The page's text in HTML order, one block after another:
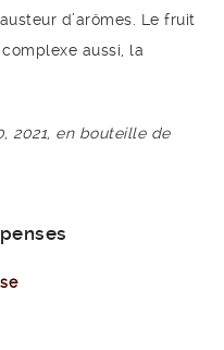
d’arômes. Le fruit
aussi, la
2021, en bouteille de